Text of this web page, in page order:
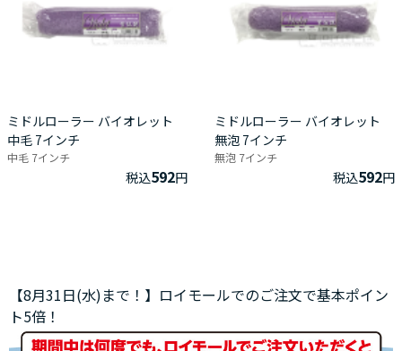
ミドルローラー バイオレット
中毛 7インチ
中毛 7インチ
税込592円
ミドルローラー バイオレット
無泡 7インチ
無泡 7インチ
税込592円
【8月31日(水)まで！】ロイモールでのご注文で基本ポイン
ト5倍！